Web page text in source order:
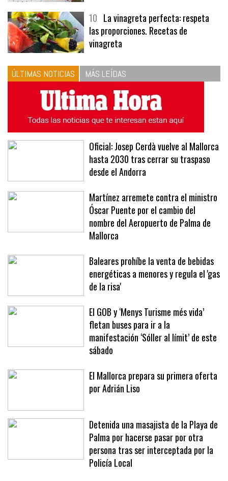
10 La vinagreta perfecta: respeta
las proporciones. Recetas de
vinagreta
ÚLTIMAS NOTICIAS MÁS LEÍDAS
Oficial: Josep Cerdà vuelve al Mallorca
hasta 2030 tras cerrar su traspaso
desde el Andorra
Martínez arremete contra el ministro
Óscar Puente por el cambio del
nombre del Aeropuerto de Palma de
Mallorca
Baleares prohíbe la venta de bebidas
energéticas a menores y regula el 'gas
de la risa'
El GOB y ‘Menys Turisme més vida’
fletan buses para ir a la
manifestación ‘Sóller al límit’ de este
sábado
El Mallorca prepara su primera oferta
por Adrián Liso
Detenida una masajista de la Playa de
Palma por hacerse pasar por otra
persona tras ser interceptada por la
Policía Local